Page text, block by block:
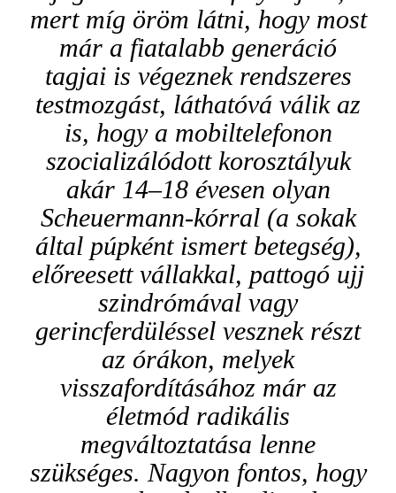
mert míg öröm látni, hogy most
már a fiatalabb generáció
tagjai is végeznek rendszeres
testmozgást, láthatóvá válik az
is, hogy a mobiltelefonon
szocializálódott korosztályuk
akár 14–18 évesen olyan
Scheuermann-kórral (a sokak
által púpként ismert betegség),
előreesett vállakkal, pattogó ujj
szindrómával vagy
gerincferdüléssel vesznek részt
az órákon, melyek
visszafordításához már az
életmód radikális
megváltoztatása lenne
szükséges. Nagyon fontos, hogy